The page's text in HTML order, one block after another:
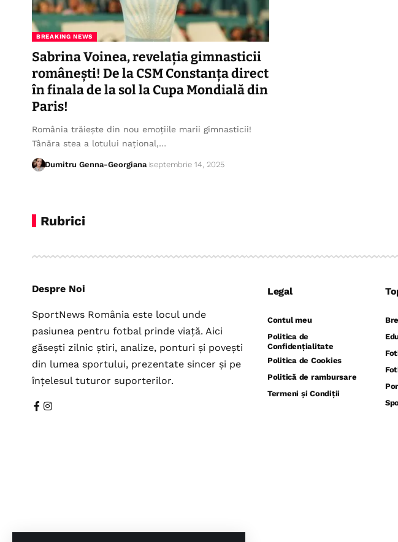
BREAKING NEWS
Sabrina Voinea, revelația gimnasticii
românești! De la CSM Constanța direct
în finala de la sol la Cupa Mondială din
Paris!
România trăiește din nou emoțiile marii gimnasticii!
Tânăra stea a lotului național,…
Dumitru Genna-Georgiana septembrie 14, 2025
Rubrici
Despre Noi
SportNews România este locul unde
pasiunea pentru fotbal prinde viață. Aici
găsești zilnic știri, analize, ponturi și povești
din lumea sportului, prezentate sincer și pe
înțelesul tuturor suporterilor.
Legal
Contul meu
Politica de
Confidențialitate
Politica de Cookies
Politică de rambursare
Termeni și Condiții